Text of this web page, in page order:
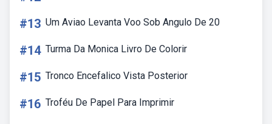
#13 Um Aviao Levanta Voo Sob Angulo De 20
#14 Turma Da Monica Livro De Colorir
#15 Tronco Encefalico Vista Posterior
#16 Troféu De Papel Para Imprimir